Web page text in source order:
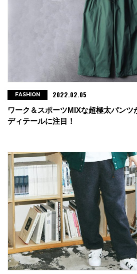
ワーク＆スポーツMIXな超極太パン
ディテールに注目！
FASHION 2022.02.05